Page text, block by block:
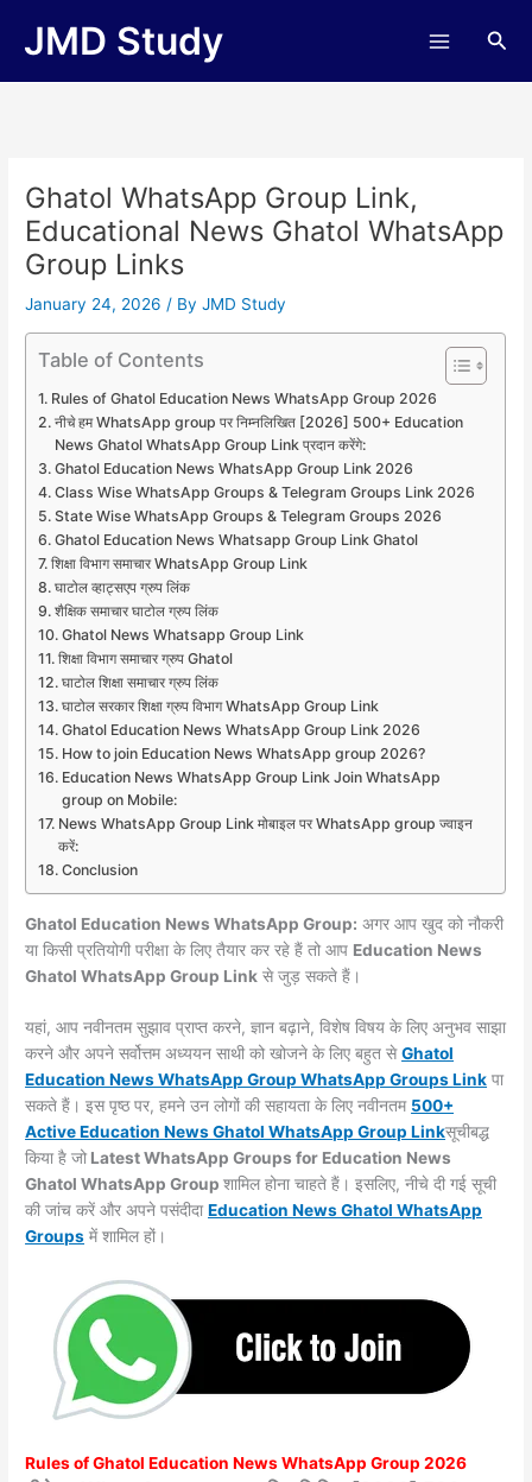
JMD Study
Ghatol WhatsApp Group Link,
Educational News Ghatol WhatsApp
Group Links
January 24, 2026/ ByJMD Study
Table of Contents
Rules of Ghatol Education News WhatsApp Group 2026
नीचे हम WhatsApp group पर निम्नलिखित [2026] 500+ Education
News Ghatol WhatsApp Group Link प्रदान करेंगे:
Ghatol Education News WhatsApp Group Link 2026
Class Wise WhatsApp Groups & Telegram Groups Link 2026
State Wise WhatsApp Groups & Telegram Groups 2026
Ghatol Education News Whatsapp Group Link Ghatol
शिक्षा विभाग समाचार WhatsApp Group Link
घाटोल व्हाट्सएप ग्रुप लिंक
शैक्षिक समाचार घाटोल ग्रुप लिंक
Ghatol News Whatsapp Group Link
शिक्षा विभाग समाचार ग्रुप Ghatol
घाटोल शिक्षा समाचार ग्रुप लिंक
घाटोल सरकार शिक्षा ग्रुप विभाग WhatsApp Group Link
Ghatol Education News WhatsApp Group Link 2026
How to join Education News WhatsApp group 2026?
Education News WhatsApp Group Link Join WhatsApp
group on Mobile:
News WhatsApp Group Link मोबाइल पर WhatsApp group ज्वाइन
करें:
Conclusion
Ghatol Education News WhatsApp Group: अगर आप खुद को नौकरी
या किसी प्रतियोगी परीक्षा के लिए तैयार कर रहे हैं तो आप Education News
Ghatol WhatsApp Group Link से जुड़ सकते हैं।
यहां, आप नवीनतम सुझाव प्राप्त करने, ज्ञान बढ़ाने, विशेष विषय के लिए अनुभव साझा
करने और अपने सर्वोत्तम अध्ययन साथी को खोजने के लिए बहुत सेGhatol
Education News WhatsApp Group WhatsApp GroupsLink पा
सकते हैं। इस पृष्ठ पर, हमने उन लोगों की सहायता के लिए नवीनतम 500+
Active Education News Ghatol WhatsApp Group Linkसूचीबद्ध
किया है जो Latest WhatsApp Groups for Education News
Ghatol WhatsApp Groupशामिल होना चाहते हैं। इसलिए, नीचे दी गई सूची
की जांच करें और अपने पसंदीदाEducation News Ghatol WhatsApp
Groups में शामिल हों।
Rules ofGhatolEducation News WhatsApp Group 2026